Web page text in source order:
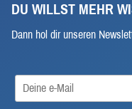
DU WILLST MEHR
Dann hol dir unseren